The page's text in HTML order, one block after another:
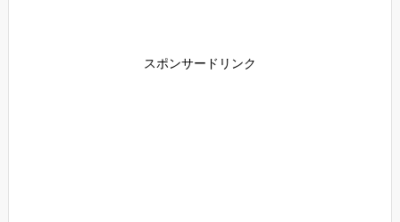
スポンサードリンク